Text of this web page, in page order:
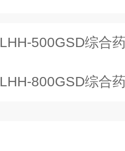
LHH-500GSD综合药品稳定
LHH-800GSD综合药品稳定性